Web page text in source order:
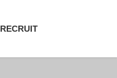
RECRUIT